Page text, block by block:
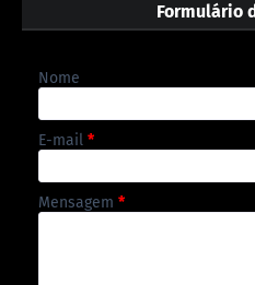
Formulário
Nome
E-mail *
Mensagem *